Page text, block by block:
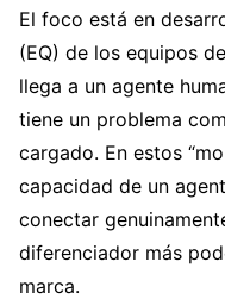
El foco está en
(EQ) de los equipos
llega a un agente
tiene un problema
cargado. En estos
capacidad de un
conectar
diferenciador más
marca.